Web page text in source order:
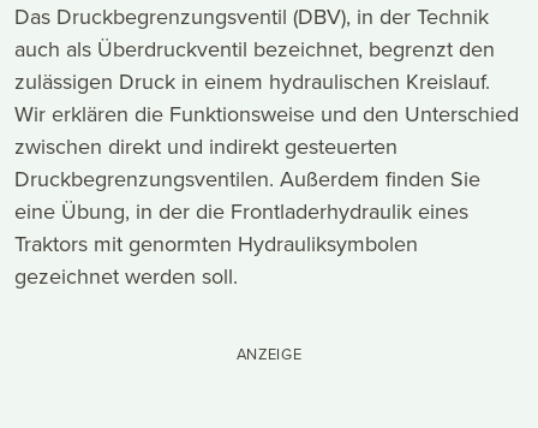
Das Druckbegrenzungsventil (DBV), in der Technik
auch als Überdruckventil bezeichnet, begrenzt den
zulässigen Druck in einem hydraulischen Kreislauf.
Wir erklären die Funktionsweise und den Unterschied
zwischen direkt und indirekt gesteuerten
Druckbegrenzungsventilen. Außerdem finden Sie
eine Übung, in der die Frontladerhydraulik eines
Traktors mit genormten Hydrauliksymbolen
gezeichnet werden soll.
ANZEIGE